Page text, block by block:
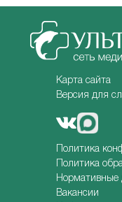
Карта сайта
Версия для
Политика
Политика
Нормативные
Вакансии